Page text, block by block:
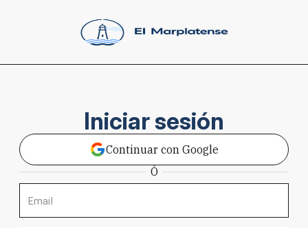
Iniciar sesión
Continuar con Google
Ó
Email